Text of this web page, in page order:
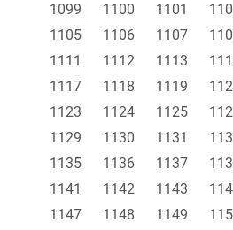
1099
1100 1101
1105
1106 1107
1111
1112 1113
1117
1118 1119
1123
1124 1125
1129
1130 1131
1135
1136 1137
1141
1142 1143
1147
1148 1149